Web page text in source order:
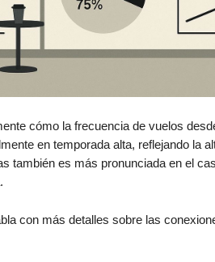
cómo la frecuencia de vuelos
en temporada alta, reflejando la
también es más pronunciada en el
con más detalles sobre las